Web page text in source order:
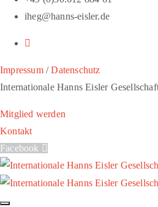
iheg@hanns-eisler.de
Impressum/Datenschutz
Internationale Hanns Eisler
Mitglied werden
Kontakt
Facebook